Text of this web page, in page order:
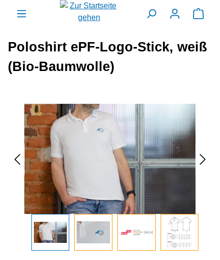
springen
Poloshirt ePF-Logo-Stick, weiß
(Bio-Baumwolle)
Bildergalerie überspringen